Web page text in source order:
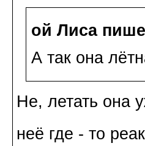
ой Лиса
А так она
Не, летать она
неё где - то